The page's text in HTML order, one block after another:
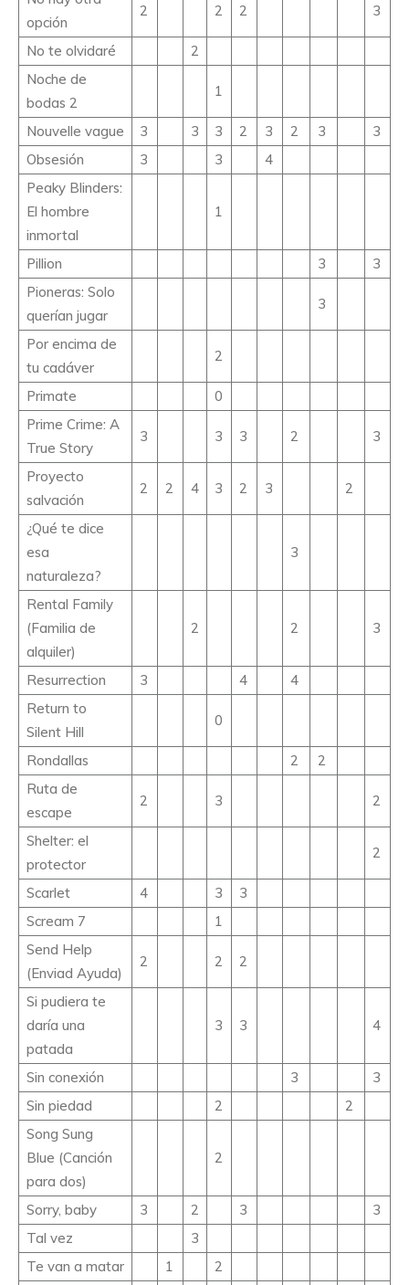
opción
2 2 2 3
No te olvidaré
2
Noche de
bodas 2
1
Nouvelle vague 3 3 3 2 3 2 3
3
Obsesión
3 3
4
Peaky Blinders:
El hombre
inmortal
1
Pillion 3
3
Pioneras: Solo
querían jugar
3
Por encima de
tu cadáver
2
Primate
0
Prime Crime: A
True Story
3 3 3 2 3
Proyecto
salvación
2 2 4 3 2 3 2
¿Qué te dice
esa
naturaleza?
3
Rental Family
(Familia de
alquiler)
2 2 3
Resurrection 3 4
4
Return to
Silent Hill
0
Rondallas 2
2
Ruta de
escape
2 3 2
Shelter: el
protector
2
Scarlet 4 3
3
Scream 7
1
Send Help
(Enviad Ayuda)
2 2 2
Si pudiera te
daría una
patada
3 3 4
Sin conexión 3
3
Sin piedad
2
2
Song Sung
Blue (Canción
para dos)
2
Sorry, baby 3 2 3
3
Tal vez
3
Te van a matar
1
2